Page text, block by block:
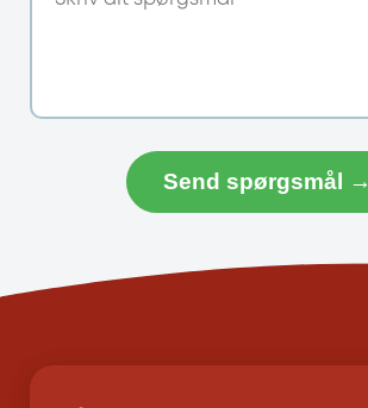
Send spørgsmål →